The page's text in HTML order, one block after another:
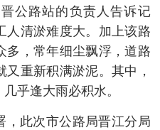
公路站的负责人告诉记
人清淤难度大。加上该路
多，常年细尘飘浮，道路
重新积满淤泥。其中，
乎逢大雨必积水。
，此次市公路局晋江分局